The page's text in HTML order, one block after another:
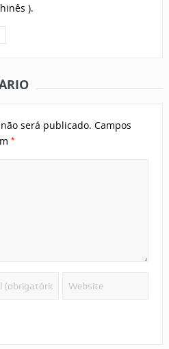
).
será publicado. Campos
*